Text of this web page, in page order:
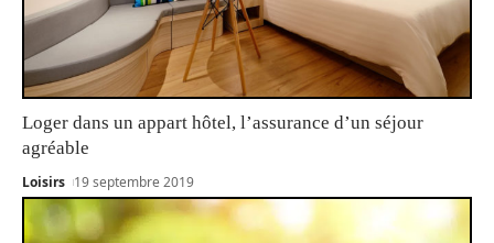
Loger dans un appart hôtel, l’assurance d’un séjour
agréable
Loisirs 19 septembre 2019